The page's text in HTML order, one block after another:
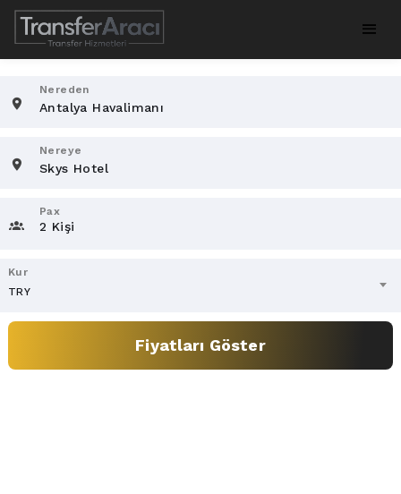
Nereden
Nereye
Pax
2 Kişi
Kur
TRY
Fiyatları Göster